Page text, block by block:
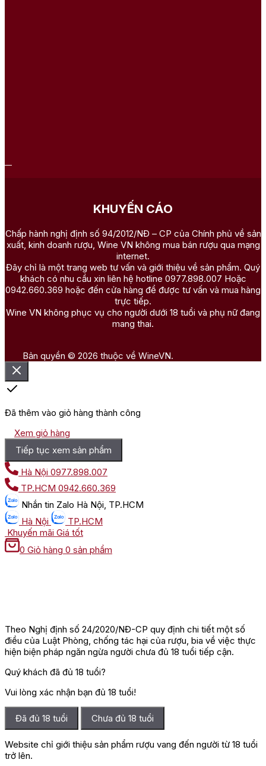
KHUYẾN CÁO
Chấp hành nghị định số 94/2012/NĐ – CP của Chính phủ về sản
xuất, kinh doanh rượu, Wine VN không mua bán rượu qua mạng
internet.
Đây chỉ là một trang web tư vấn và giới thiệu về sản phẩm. Quý
khách có nhu cầu xin liên hệ hotline 0977.898.007 Hoặc
0942.660.369 hoặc đến cửa hàng để được tư vấn và mua hàng
trực tiếp.
Wine VN không phục vụ cho người dưới 18 tuổi và phụ nữ đang
mang thai.
Bản quyền © 2026 thuộc về WineVN.
Đã thêm vào giỏ hàng thành công
Xem giỏ hàng
Tiếp tục xem sản phẩm
Hà Nội 0977.898.007
TP.HCM 0942.660.369
Nhắn tin Zalo Hà Nội, TP.HCM
Hà Nội
TP.HCM
Khuyến mãi Giá tốt
0 Giỏ hàng 0 sản phẩm
Theo Nghị định số 24/2020/NĐ-CP quy định chi tiết một số
điều của Luật Phòng, chống tác hại của rượu, bia về việc thực
hiện biện pháp ngăn ngừa người chưa đủ 18 tuổi tiếp cận.
Quý khách đã đủ 18 tuổi?
Vui lòng xác nhận bạn đủ 18 tuổi!
Đã đủ 18 tuổi Chưa đủ 18 tuổi
Website chỉ giới thiệu sản phẩm rượu vang đến người từ 18 tuổi
trở lên.